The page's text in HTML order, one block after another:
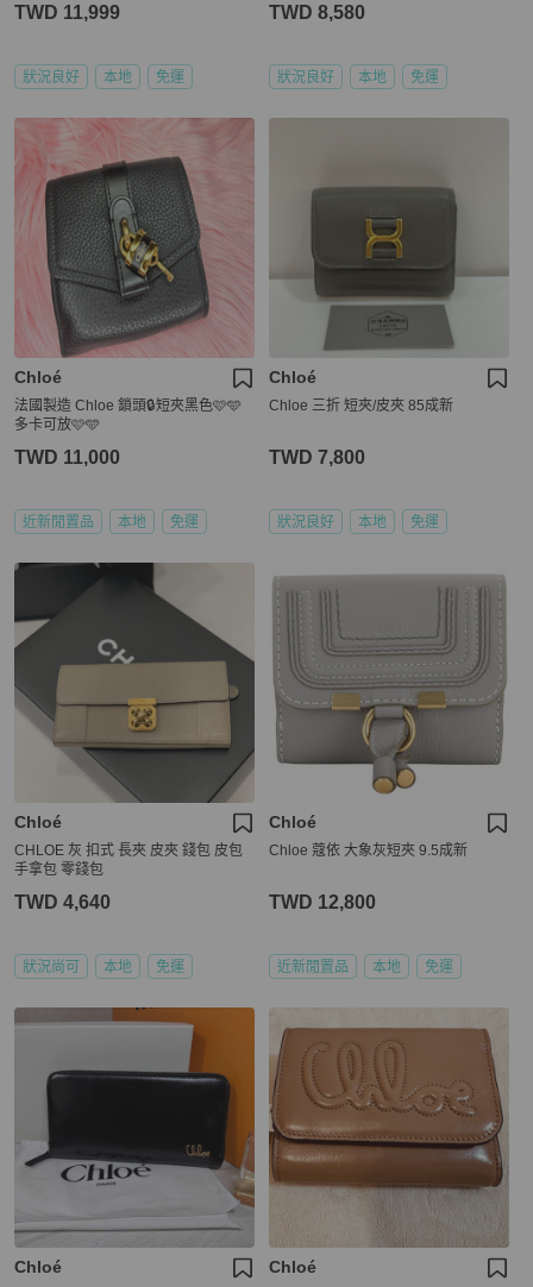
TWD 11,999
狀況良好 本地 免運
TWD 8,580
狀況良好 本地 免運
Chloé
法國製造 Chloe 鎖頭🔒短夾黑色🩷🩵
多卡可放🩷🩵
TWD 11,000
近新閒置品 本地 免運
Chloé
Chloe 三折 短夾/皮夾 85成新
TWD 7,800
狀況良好 本地 免運
Chloé
CHLOE 灰 扣式 長夾 皮夾 錢包 皮包
手拿包 零錢包
TWD 4,640
狀況尚可 本地 免運
Chloé
Chloe 蔻依 大象灰短夾 9.5成新
TWD 12,800
近新閒置品 本地 免運
Chloé Chloé